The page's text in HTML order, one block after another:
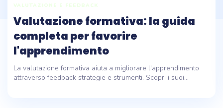
VALUTAZIONE E FEEDBACK
Valutazione formativa: la guida
completa per favorire
l'apprendimento
La valutazione formativa aiuta a migliorare l'apprendimento
attraverso feedback strategie e strumenti. Scopri i suoi...